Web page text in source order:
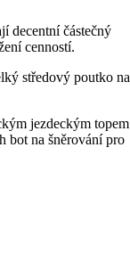
decentní částečný
cenností.
středový poutko na
jezdeckým topem
bot na šněrování pro